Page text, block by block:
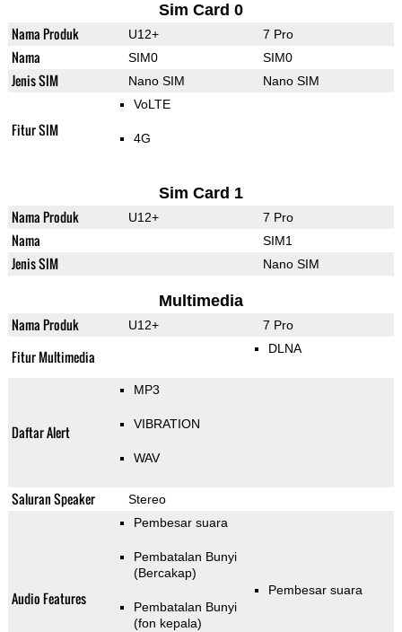
Sim Card 0
Nama Produk U12+ 7 Pro
Nama SIM0 SIM0
Jenis SIM Nano SIM Nano SIM
Fitur SIM
VoLTE
4G
Sim Card 1
Nama Produk U12+ 7 Pro
Nama SIM1
Jenis SIM Nano SIM
Multimedia
Nama Produk U12+ 7 Pro
Fitur Multimedia DLNA
Daftar Alert
MP3
VIBRATION
WAV
Saluran Speaker Stereo
Audio Features
Pembesar suara
Pembatalan Bunyi
(Bercakap)
Pembatalan Bunyi
(fon kepala)
Pembesar suara